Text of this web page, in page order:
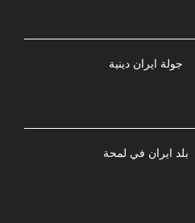
جولة ایران دینیة
بلد ايران في لمحة